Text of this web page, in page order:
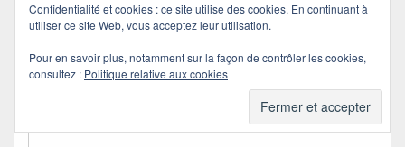
Quichottine
dans01/05/2011 à 18:34 a dit :
Merci pour ce brin de muguet… il pleut chez vous
Confidentialité et cookies : ce site utilise des cookies. En continuant à
utiliser ce site Web, vous acceptez leur utilisation.
Pour en savoir plus, notamment sur la façon de contrôler les cookies,
consultez : Politique relative aux cookies